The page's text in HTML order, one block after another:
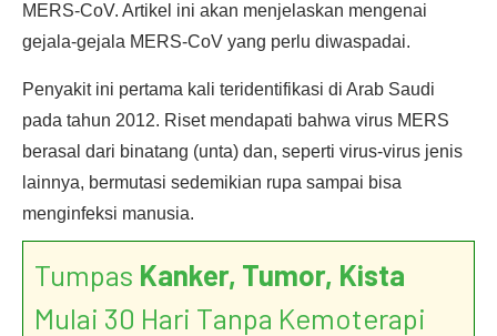
MERS-CoV. Artikel ini akan menjelaskan mengenai
gejala-gejala MERS-CoV yang perlu diwaspadai.
Penyakit ini pertama kali teridentifikasi di Arab Saudi
pada tahun 2012. Riset mendapati bahwa virus MERS
berasal dari binatang (unta) dan, seperti virus-virus jenis
lainnya, bermutasi sedemikian rupa sampai bisa
menginfeksi manusia.
Tumpas Kanker, Tumor, Kista
Mulai 30 Hari Tanpa Kemoterapi